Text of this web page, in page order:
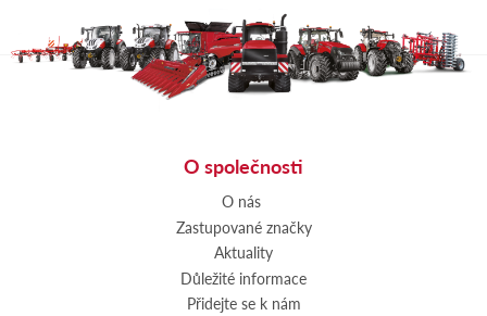
O společnosti
O nás
Zastupované značky
Aktuality
Důležité informace
Přidejte se k nám